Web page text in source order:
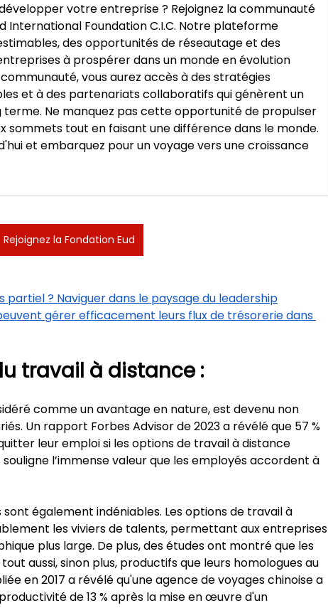
votre entreprise ? Rejoignez la communauté
International Foundation C.I.C. Notre plateforme
des opportunités de réseautage et des
à prospérer dans un monde en évolution
vous aurez accès à des stratégies
et à des partenariats collaboratifs qui génèrent un
Ne manquez pas cette opportunité de propulser
sommets tout en faisant une différence dans le monde.
et embarquez pour un voyage vers une croissance
Rejoignez la Fondation Eud
? Naviguer dans le paysage du leadership
gérer efficacement leurs flux de trésorerie dans
travail à distance :
comme un avantage en nature, est devenu non
Un rapport Forbes Advisor de 2023 a révélé que 57 %
leur emploi si les options de travail à distance
l’immense valeur que les employés accordent à
également indéniables. Les options de travail à
les viviers de talents, permettant aux entreprises
plus large. De plus, des études ont montré que les
aussi, sinon plus, productifs que leurs homologues au
en 2017 a révélé qu'une agence de voyages chinoise a
de 13 % après la mise en œuvre d'un